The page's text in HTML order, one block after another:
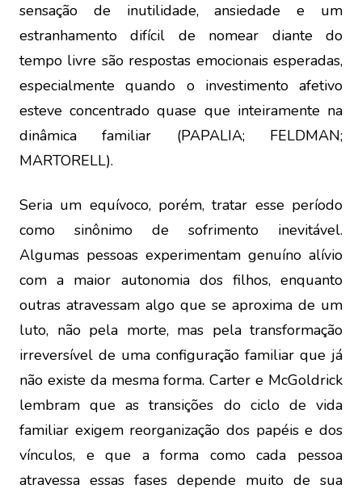
sensação de inutilidade, ansiedade e um
estranhamento difícil de nomear diante do
tempo livre são respostas emocionais esperadas,
especialmente quando o investimento afetivo
esteve concentrado quase que inteiramente na
dinâmica familiar (PAPALIA; FELDMAN;
MARTORELL).
Seria um equívoco, porém, tratar esse período
como sinônimo de sofrimento inevitável.
Algumas pessoas experimentam genuíno alívio
com a maior autonomia dos filhos, enquanto
outras atravessam algo que se aproxima de um
luto, não pela morte, mas pela transformação
irreversível de uma configuração familiar que já
não existe da mesma forma. Carter e McGoldrick
lembram que as transições do ciclo de vida
familiar exigem reorganização dos papéis e dos
vínculos, e que a forma como cada pessoa
atravessa essas fases depende muito de sua